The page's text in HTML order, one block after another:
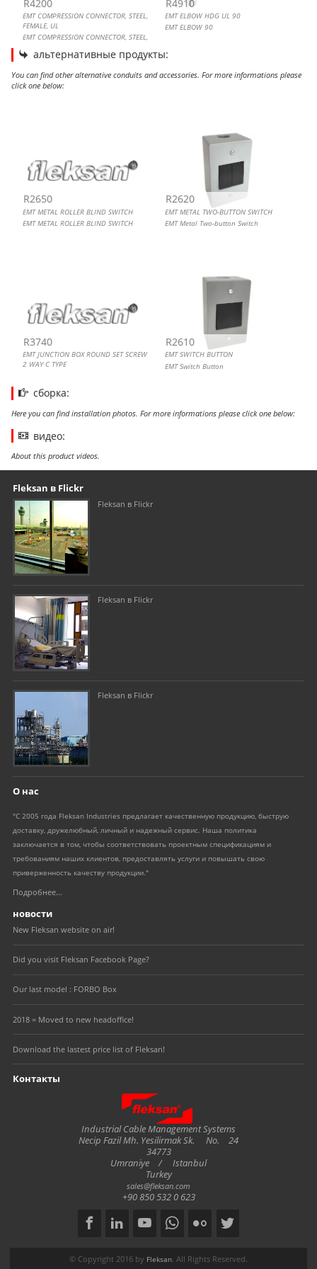
R4200
EMT COMPRESSION CONNECTOR, STEEL,
FEMALE, UL
EMT COMPRESSION CONNECTOR, STEEL,
R4910
EMT ELBOW HDG UL 90
EMT ELBOW 90
альтернативные продукты:
You can find other alternative conduits and accessories. For more informations please
click one below:
R2650
EMT METAL ROLLER BLIND SWITCH
EMT METAL ROLLER BLIND SWITCH
R2620
EMT METAL TWO-BUTTON SWITCH
EMT Metal Two-button Switch
R3740
EMT JUNCTION BOX ROUND SET SCREW
2 WAY C TYPE
R2610
EMT SWITCH BUTTON
EMT Switch Button
сборка:
Here you can find installation photos. For more informations please click one below:
видео:
About this product videos.
Our footer
Footer content
Fleksan в Flickr
Fleksan в Flickr
Fleksan в Flickr
Fleksan в Flickr
О нас
"С 2005 года Fleksan Industries предлагает качественную продукцию, быструю
доставку, дружелюбный, личный и надежный сервис. Наша политика
заключается в том, чтобы соответствовать проектным спецификациям и
требованиям наших клиентов, предоставлять услуги и повышать свою
приверженность качеству продукции."
Подробнее...
новости
New Fleksan website on air!
Did you visit Fleksan Facebook Page?
Our last model : FORBO Box
2018 = Moved to new headoffice!
Download the lastest price list of Fleksan!
Контакты
Industrial Cable Management Systems
Necip Fazil Mh. Yesilirmak Sk.
No.
24
34773
Umraniye
/
Istanbul
Turkey
sales@fleksan.com
+90 850 532 0 623
Copyright notice© Copyright 2016 by Fleksan . All Rights Reserved.